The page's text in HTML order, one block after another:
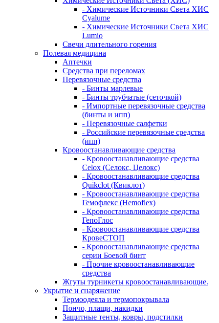
- Химические Источники Света ХИС
Cyalume
- Химические Источники Света ХИС
Lumio
Свечи длительного горения
Полевая медицина
Аптечки
Средства при переломах
Перевязочные средства
- Бинты марлевые
- Бинты трубчатые (сеточкой)
- Импортные перевязочные средства
(бинты и ипп)
- Перевязочные салфетки
- Российские перевязочные средства
(ипп)
Кровоостанавливающие средства
- Кровоостанавливающие средства
Celox (Селокс, Целокс)
- Кровоостанавливающие средства
Quikclot (Квиклот)
- Кровоостанавливающие средства
Гемофлекс (Hemoflex)
- Кровоостанавливающие средства
ГепоГлос
- Кровоостанавливающие средства
КровеСТОП
- Кровоостанавливающие средства
серии Боевой бинт
- Прочие кровоостанавливающие
средства
Жгуты турникеты кровоостанавливающие.
Укрытие и снаряжение
Термоодеяла и термопокрывала
Пончо, плащи, накидки
Защитные тенты, ковры, подстилки